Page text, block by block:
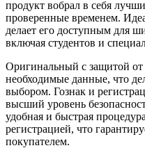
продукт вобрал в себя
проверенные временем.
делает его доступным для
включая студентов и
Оригинальный с защитой от
необходимые данные, что
выбором. Гознак и
высший уровень
удобная и быстрая
регистрацией, что
покупателем.